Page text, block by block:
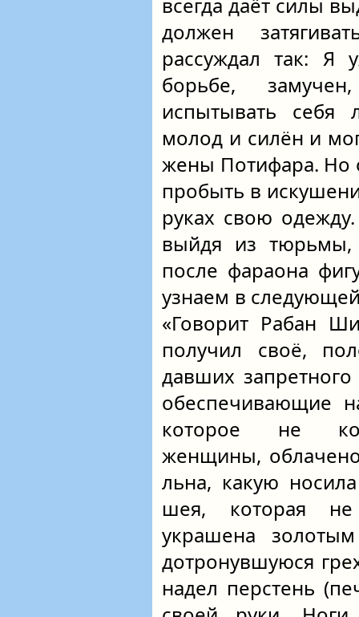
должен
рассуждал так: Я
борьбе,
испытывать
молод и силён и
жены Потифара. Но
пробыть в
руках свою
выйдя из тюрьмы,
после фараона
узнаем в
«Говорит Рабан
получил своё,
давших
обеспечивающие
которое не
женщины,
льна, какую
шея, которая не
украшена
дотронувшуюся
надел перстень